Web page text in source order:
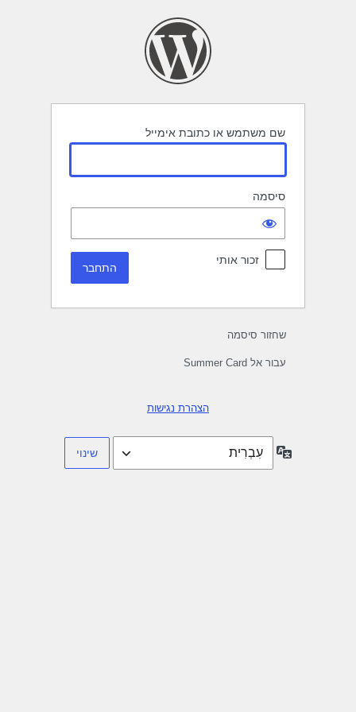
שם משתמש או כתובת אימייל
סיסמה
זכור אותי
שחזור סיסמה
עבור אל Summer Card
הצהרת נגישות
שפה